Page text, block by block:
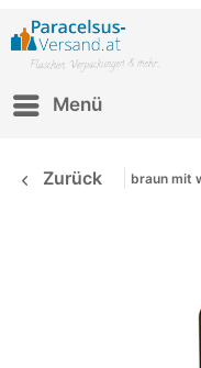
Menü
Zurück braun mit